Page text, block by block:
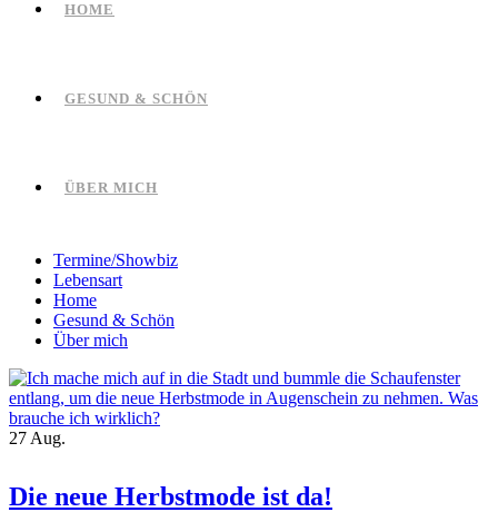
HOME
GESUND & SCHÖN
ÜBER MICH
Termine/Showbiz
Lebensart
Home
Gesund & Schön
Über mich
27 Aug.
Die neue Herbstmode ist da!